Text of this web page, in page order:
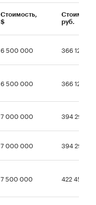
Стоимость,
$
Стоимость,
руб.
6 500 000 366 127 937
6 500 000 366 127 937
7 000 000 394 291 625
7 000 000 394 291 625
7 500 000 422 455 312